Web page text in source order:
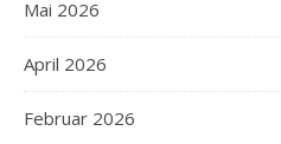
Mai 2026
April 2026
Februar 2026